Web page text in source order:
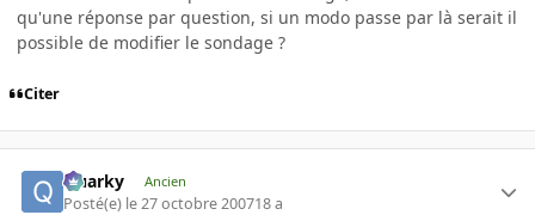
qu'une réponse par question, si un modo passe par là serait il
possible de modifier le sondage ?
Citer
Quarky Ancien
Posté(e) le 27 octobre 200718 a